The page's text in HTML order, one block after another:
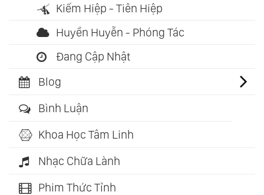
Kiếm Hiệp - Tiên Hiệp
Huyền Huyễn - Phóng Tác
Đang Cập Nhật
Blog
Bình Luận
Khoa Học Tâm Linh
Nhạc Chữa Lành
Phim Thức Tỉnh